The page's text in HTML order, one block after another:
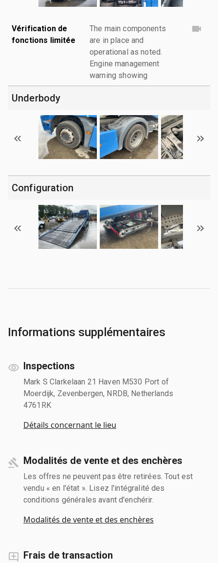
Vérification de
fonctions limitée
The main components
are in place and
operational as noted.
Engine management
warning showing
Underbody
Configuration
Informations supplémentaires
Inspections
Mark S Clarkelaan 21 Haven M530 Port of
Moerdijk, Zevenbergen, NRDB, Netherlands
4761RK
Détails concernant le lieu
Modalités de vente et des enchères
Les offres ne peuvent pas être retirées. Tout est
vendu « en l'état ». Lisez l'intégralité des
conditions générales avant d'enchérir.
Modalités de vente et des enchères
Frais de transaction